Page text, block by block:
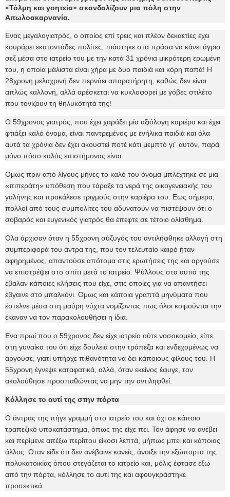
«Τόλμη και γοητεία» σκανδαλίζουν μια πόλη στην
Αιτωλοακαρνανία.
Ενας μεγαλογιατρός, ο οποίος επί τρεις και πλέον δεκαετίες έχει
κουράρει εκατοντάδες πολίτες, πιάστηκε στα πράσα να κάνει άγριο
σεξ μέσα στο ιατρείο του με την κατά 31 χρόνια μικρότερη ερωμένη
του, η οποία μάλιστα είναι χήρα με δύο παιδιά και κόρη παπά! Η
28χρονη μελαχρινή δεν περνάει απαρατήρητη, καθώς δεν είναι
απλώς καλλονή, αλλά αρέσκεται να κυκλοφορεί με γόβες στιλέτο
που τονίζουν τη θηλυκότητά της!
Ο 59χρονος γιατρός, που έχει χαράξει μία αξιόλογη καριέρα και έχει
φτιάξει καλό όνομα, είναι παντρεμένος με ενήλικα παιδιά και όλα
αυτά τα χρόνια δεν έχει ακουστεί ποτέ κάτι μεμπτό γι” αυτόν, παρά
μόνο πόσο καλός επιστήμονας είναι.
Ομως πριν από λίγους μήνες το καλό του όνομα μπλέχτηκε σε μια
«πιπεράτη» υπόθεση που τάραξε τα νερά της οικογενειακής του
γαλήνης και προκάλεσε τριγμούς στην καριέρα του. Εως σήμερα,
πολλοί από τους συμπολίτες του αδυνατούν να πιστέψουν ότι ο
σοβαρός και ευγενικός γιατρός θα έπεφτε σε τέτοιο ολίσθημα.
Ολα άρχισαν όταν η 55χρονη σύζυγός του αντιλήφθηκε αλλαγή στη
συμπεριφορά του άντρα της, που τον τελευταίο καιρό ήταν
αφηρημένος, απαντούσε απότομα στις ερωτήσεις της και αργούσε
να επιστρέψει στο σπίτι μετά το ιατρείο. Ψύλλους στα αυτιά της
έβαλαν κάποιες κλήσεις που είχε, στις οποίες για να απαντήσει
έβγαινε στο μπαλκόνι. Ομως και κάποια γραπτά μηνύματα που
έστελνε μέσα στη μαύρη νύχτα νομίζοντας πως όλοι κοιμούνται την
έκαναν να τον παρακολουθήσει η ίδια.
Ενα πρωί που ο 59χρονος δεν είχε ιατρείο ούτε νοσοκομείο, είπε
στη γυναίκα του ότι είχε δουλειά στην τράπεζα και ενδεχομένως να
αργούσε, γιατί υπήρχε πιθανότητα να δει κάποιους φίλους του. Η
55χρονη έγνεψε καταφατικά, αλλά, όταν εκείνος έφυγε, τον
ακολούθησε προσπαθώντας να μην την αντιληφθεί.
Κόλλησε το αυτί της στην πόρτα
Ο άντρας της πήγε γραμμή στο ιατρείο του και όχι σε κάποιο
τραπεζικό υποκατάστημα, όπως της είχε πει. Τον άφησε να ανέβει
και περίμενε απέξω περίπου είκοσι λεπτά, μήπως μπει και κάποιος
άλλος. Οταν είδε ότι δεν ανέβαινε κανείς, άνοιξε την εξώπορτα της
πολυκατοικίας όπου στεγάζεται το ιατρείο και, μόλις έφτασε έξω
από την πόρτα, κόλλησε το αυτί της και αφουγκράστηκε
προσεκτικά.